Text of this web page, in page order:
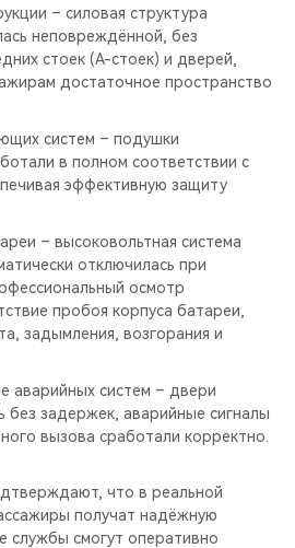
– силовая структура
неповреждённой, без
стоек (A-стоек) и дверей,
достаточное пространство
систем – подушки
в полном соответствии с
эффективную защиту
– высоковольтная система
отключилась при
осмотр
пробоя корпуса батареи,
задымления, возгорания и
аварийных систем – двери
без задержек, аварийные сигналы
вызова сработали корректно.
что в реальной
получат надёжную
службы смогут оперативно